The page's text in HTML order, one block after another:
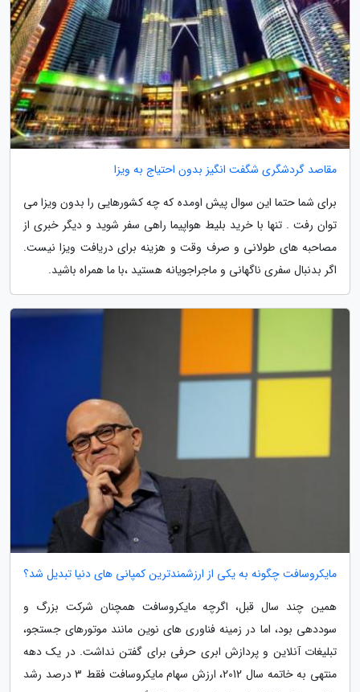
مقاصد گردشگری شگفت انگیز بدون احتیاج به ویزا
برای شما حتما این سوال پیش اومده که چه کشورهایی را بدون ویزا می
توان رفت . تنها با خرید بلیط هواپیما راهی سفر شوید و دیگر خبری از
مصاحبه های طولانی و صرف وقت و هزینه برای دریافت ویزا نیست.
اگر بدنبال سفری ناگهانی و ماجراجویانه هستید ،با ما همراه باشید.
مایکروسافت چگونه به یکی از ارزشمندترین کمپانی های دنیا تبدیل شد؟
همین چند سال قبل، اگرچه مایکروسافت همچنان شرکت بزرگ و
سوددهی بود، اما در زمینه فناوری های نوین مانند موتورهای جستجو،
تبلیغات آنلاین و پردازش ابری حرفی برای گفتن نداشت. در یک دهه
منتهی به خاتمه سال 2012، ارزش سهام مایکروسافت فقط 3 درصد رشد